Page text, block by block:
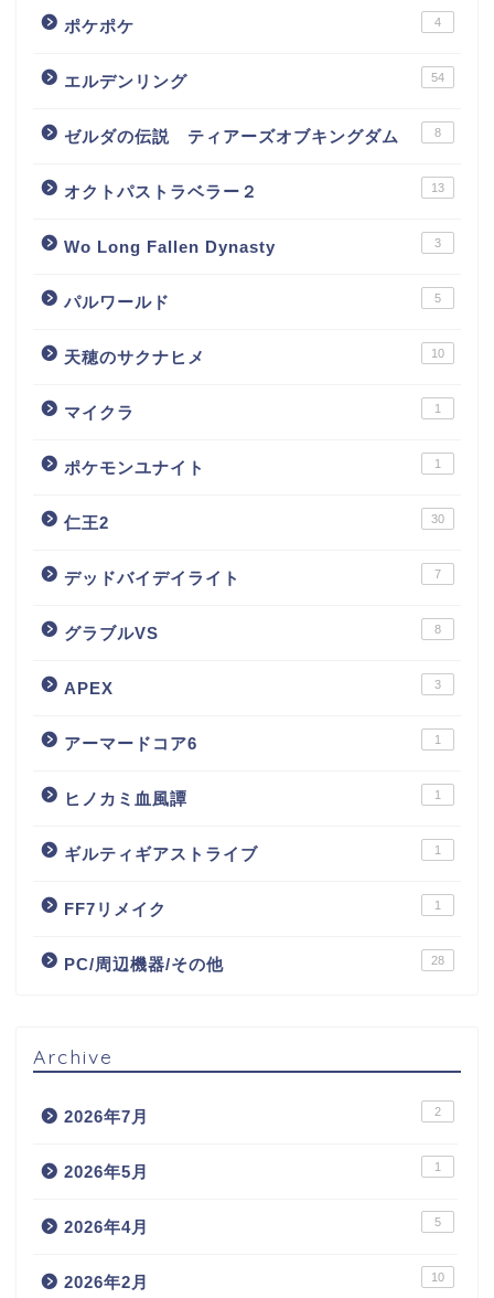
ポケポケ 4
エルデンリング 54
ゼルダの伝説 ティアーズオブキングダム 8
オクトパストラベラー２ 13
Wo Long Fallen Dynasty 3
パルワールド 5
天穂のサクナヒメ 10
マイクラ 1
ポケモンユナイト 1
仁王2 30
デッドバイデイライト 7
グラブルVS 8
APEX 3
アーマードコア6 1
ヒノカミ血風譚 1
ギルティギアストライブ 1
FF7リメイク 1
PC/周辺機器/その他 28
Archive
2026年7月 2
2026年5月 1
2026年4月 5
2026年2月 10